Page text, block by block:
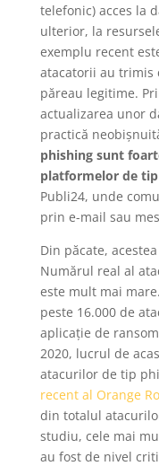
telefonic) acces la
ulterior, la
exemplu recent
atacatorii au trimis
păreau legitime.
actualizarea unor
practică
phishing sunt
platformelor de
Publi24, unde
prin e-mail sau
Din păcate,
Numărul real al
este mult mai
peste 16.000 de
aplicație de
2020, lucrul de
atacurilor de tip
recent al Orange
din totalul
studiu, cele mai
au fost de nivel